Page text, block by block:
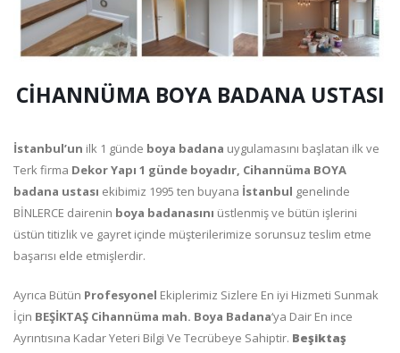
CİHANNÜMA BOYA BADANA USTASI
İstanbul’un ilk 1 günde boya badana uygulamasını başlatan ilk ve
Terk firma DekorYapı 1 günde boyadır, Cihannüma BOYA
badana ustası ekibimiz 1995 ten buyana İstanbul genelinde
BİNLERCE dairenin boya badanasını üstlenmiş ve bütün işlerini
üstün titizlik ve gayret içinde müşterilerimize sorunsuz teslim etme
başarısı elde etmişlerdir.
Ayrıca Bütün Profesyonel Ekiplerimiz Sizlere En iyi Hizmeti Sunmak
İçin BEŞİKTAŞ Cihannüma mah. Boya Badana‘ya Dair En ince
Ayrıntısına Kadar Yeteri Bilgi Ve Tecrübeye Sahiptir. Beşiktaş